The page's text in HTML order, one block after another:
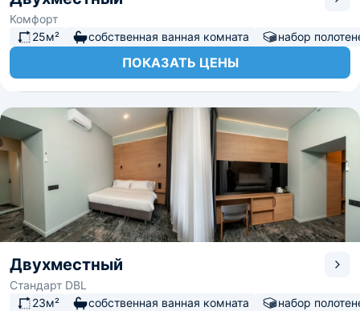
Комфорт
25м²
собственная ванная комната набор
ПОКАЗАТЬ ЦЕНЫ
Двухместный
Стандарт DBL
23м²
собственная ванная комната набор